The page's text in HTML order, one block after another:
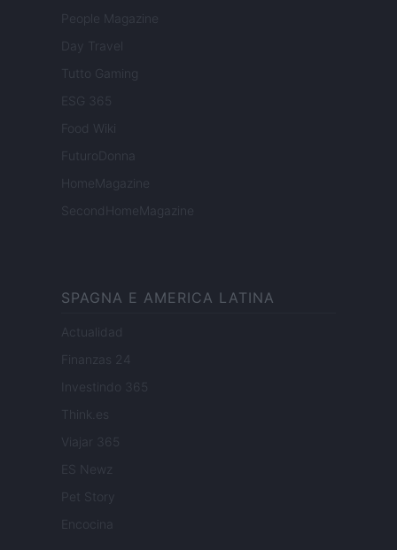
People Magazine
Day Travel
Tutto Gaming
ESG 365
Food Wiki
FuturoDonna
HomeMagazine
SecondHomeMagazine
SPAGNA E AMERICA LATINA
Actualidad
Finanzas 24
Investindo 365
Think.es
Viajar 365
ES Newz
Pet Story
Encocina